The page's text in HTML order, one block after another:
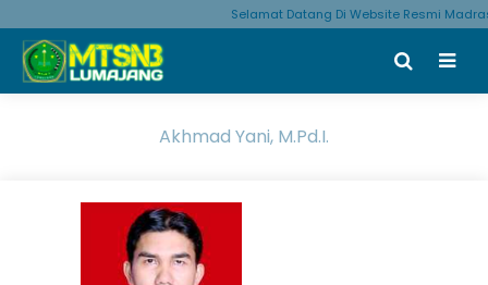
Selamat Datang Di Website Resmi
Akhmad Yani, M.Pd.I.